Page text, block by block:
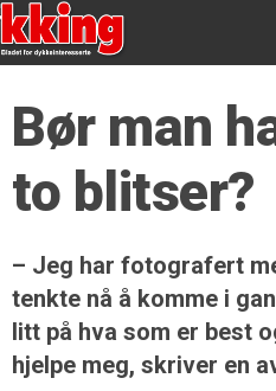
Bør man
to blitser?
– Jeg har fotografert
tenkte nå å komme i
litt på hva som er best
hjelpe meg, skriver en